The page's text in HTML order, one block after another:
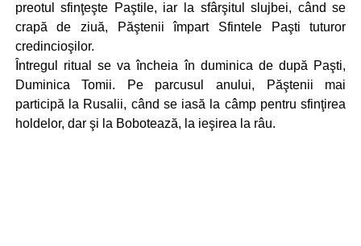
preotul sfinţeşte Paştile, iar la sfârşitul slujbei, când se
crapă de ziuă, Păştenii împart Sfintele Paşti tuturor
credincioşilor.
Întregul ritual se va încheia în duminica de după Paşti,
Duminica Tomii. Pe parcusul anului, Păştenii mai
participă la Rusalii, când se iasă la câmp pentru sfinţirea
holdelor, dar şi la Bobotează, la ieşirea la râu.